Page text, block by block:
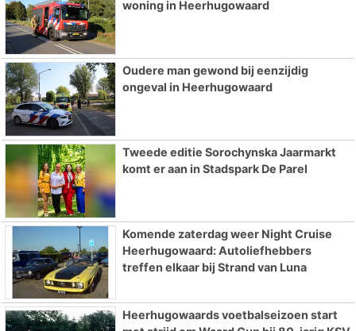
woning in Heerhugowaard
Oudere man gewond bij eenzijdig
ongeval in Heerhugowaard
Tweede editie Sorochynska Jaarmarkt
komt er aan in Stadspark De Parel
Komende zaterdag weer Night Cruise
Heerhugowaard: Autoliefhebbers
treffen elkaar bij Strand van Luna
Heerhugowaards voetbalseizoen start